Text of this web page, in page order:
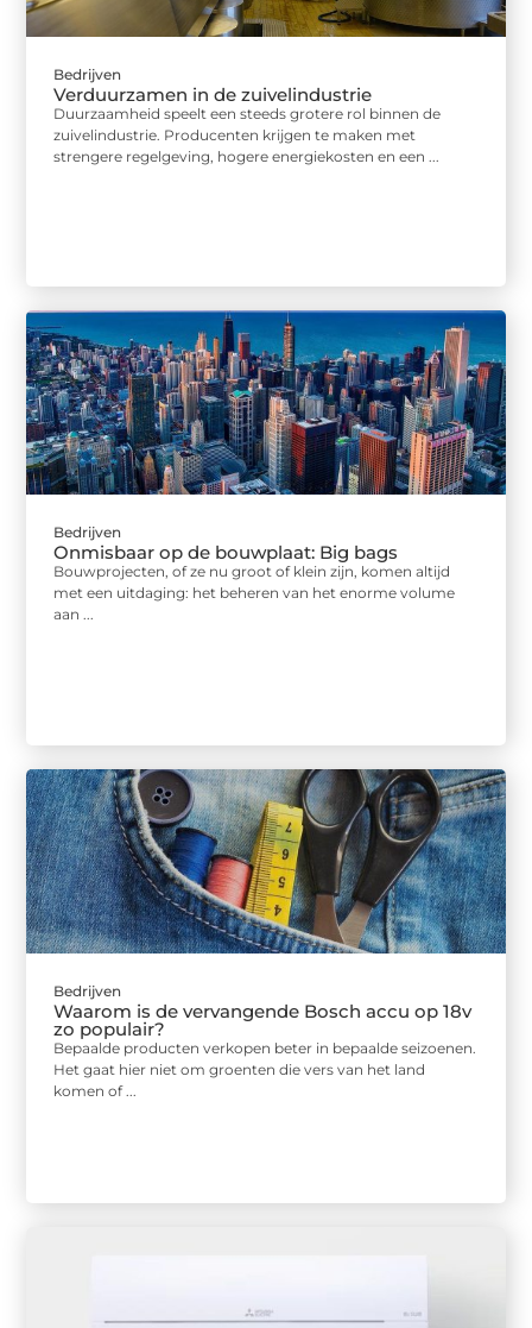
Bedrijven
Verduurzamen in de zuivelindustrie
Duurzaamheid speelt een steeds grotere rol binnen de
zuivelindustrie. Producenten krijgen te maken met
strengere regelgeving, hogere energiekosten en een ...
Bedrijven
Onmisbaar op de bouwplaat: Big bags
Bouwprojecten, of ze nu groot of klein zijn, komen altijd
met een uitdaging: het beheren van het enorme volume
aan ...
Bedrijven
Waarom is de vervangende Bosch accu op 18v
zo populair?
Bepaalde producten verkopen beter in bepaalde seizoenen.
Het gaat hier niet om groenten die vers van het land
komen of ...